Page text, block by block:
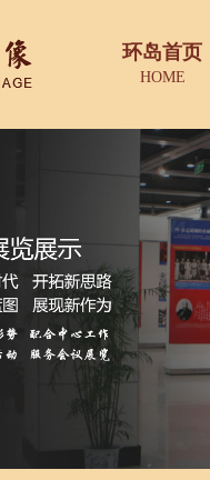
环岛首页
HOME